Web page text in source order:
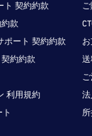
ト 契約約款
款
ポート 契約約款
約約款
利用規約